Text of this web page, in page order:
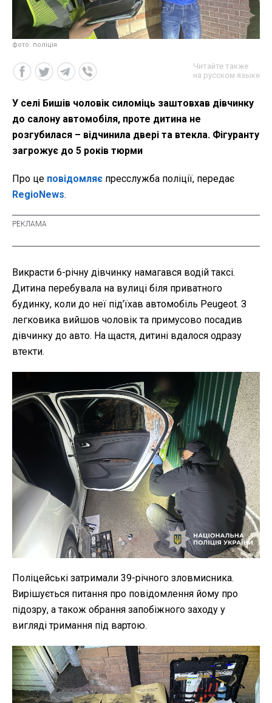
фото: поліція
Читайте также
на русском языке
У селі Бишів чоловік силоміць заштовхав дівчинку
до салону автомобіля, проте дитина не
розгубилася – відчинила двері та втекла. Фігуранту
загрожує до 5 років тюрми
Про це повідомляє пресслужба поліції, передає
RegioNews.
Викрасти 6-річну дівчинку намагався водій таксі.
Дитина перебувала на вулиці біля приватного
будинку, коли до неї під’їхав автомобіль Peugeot. З
легковика вийшов чоловік та примусово посадив
дівчинку до авто. На щастя, дитині вдалося одразу
втекти.
Поліцейські затримали 39-річного зловмисника.
Вирішується питання про повідомлення йому про
підозру, а також обрання запобіжного заходу у
вигляді тримання під вартою.